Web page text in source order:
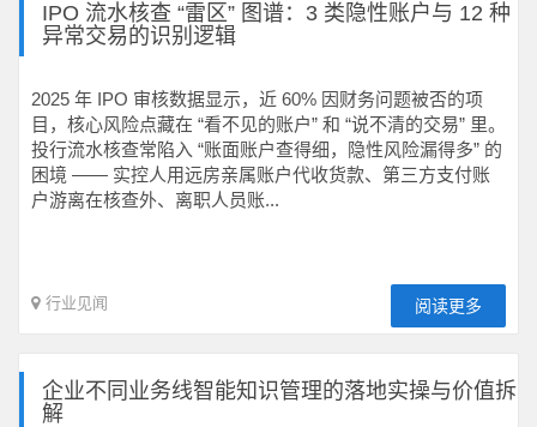
IPO 流水核查 “雷区” 图谱：3 类隐性账户与 12 种
异常交易的识别逻辑
2025 年 IPO 审核数据显示，近 60% 因财务问题被否的项
目，核心风险点藏在 “看不见的账户” 和 “说不清的交易” 里。
投行流水核查常陷入 “账面账户查得细，隐性风险漏得多” 的
困境 —— 实控人用远房亲属账户代收货款、第三方支付账
户游离在核查外、离职人员账...
行业见闻 阅读更多
企业不同业务线智能知识管理的落地实操与价值拆
解